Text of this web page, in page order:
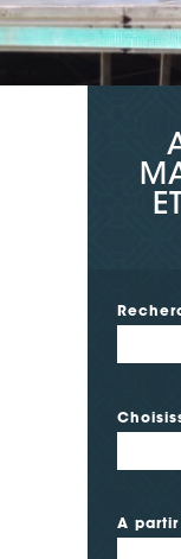
A partir